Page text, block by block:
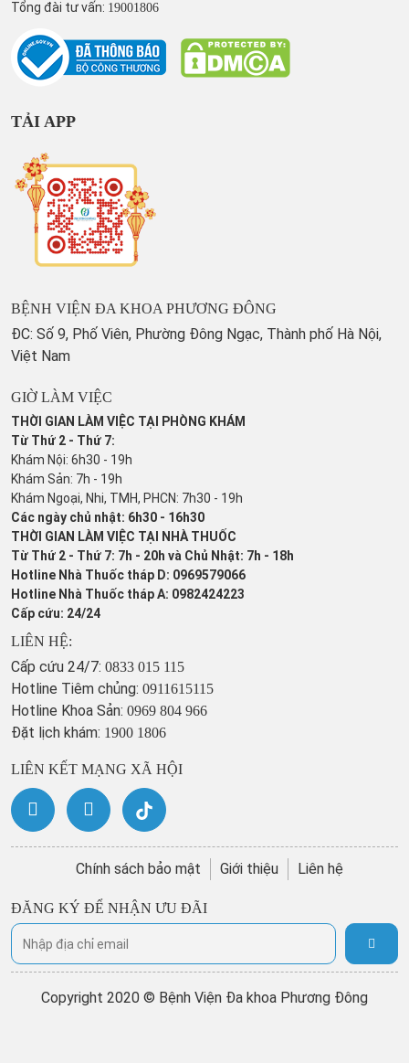
Tổng đài tư vấn: 19001806
TẢI APP
BỆNH VIỆN ĐA KHOA PHƯƠNG ĐÔNG
ĐC: Số 9, Phố Viên, Phường Đông Ngạc, Thành phố Hà Nội,
Việt Nam
GIỜ LÀM VIỆC
THỜI GIAN LÀM VIỆC TẠI PHÒNG KHÁM
Từ Thứ 2 - Thứ 7:
Khám Nội: 6h30 - 19h
Khám Sản: 7h - 19h
Khám Ngoại, Nhi, TMH, PHCN: 7h30 - 19h
Các ngày chủ nhật: 6h30 - 16h30
THỜI GIAN LÀM VIỆC TẠI NHÀ THUỐC
Từ Thứ 2 - Thứ 7: 7h - 20h và Chủ Nhật: 7h - 18h
Hotline Nhà Thuốc tháp D: 0969579066
Hotline Nhà Thuốc tháp A: 0982424223
Cấp cứu: 24/24
LIÊN HỆ:
Cấp cứu 24/7: 0833 015 115
Hotline Tiêm chủng: 0911615115
Hotline Khoa Sản: 0969 804 966
Đặt lịch khám: 1900 1806
LIÊN KẾT MẠNG XÃ HỘI
Chính sách bảo mật Giới thiệu Liên hệ
ĐĂNG KÝ ĐỂ NHẬN ƯU ĐÃI
Copyright 2020 © Bệnh Viện Đa khoa Phương Đông